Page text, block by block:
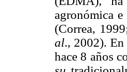
agronómica
(Correa,
al., 2002). En
hace 8 años